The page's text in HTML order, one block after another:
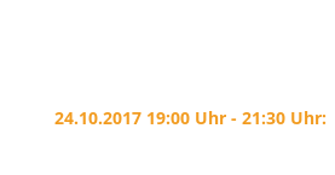
24.10.2017 19:00 Uhr - 21:30 Uhr: